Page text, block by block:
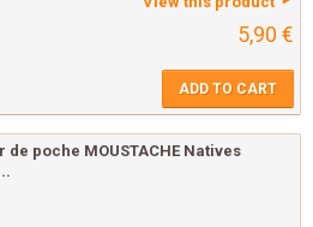
5,90 €
ADD TO CART
de poche MOUSTACHE Natives